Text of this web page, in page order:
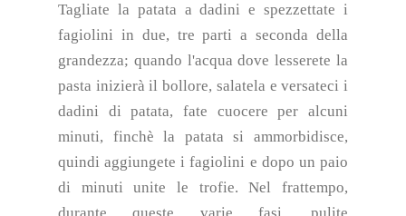
Tagliate la patata a dadini e spezzettate i
fagiolini in due, tre parti a seconda della
grandezza; quando l'acqua dove lesserete la
pasta inizierà il bollore, salatela e versateci i
dadini di patata, fate cuocere per alcuni
minuti, finchè la patata si ammorbidisce,
quindi aggiungete i fagiolini e dopo un paio
di minuti unite le trofie. Nel frattempo,